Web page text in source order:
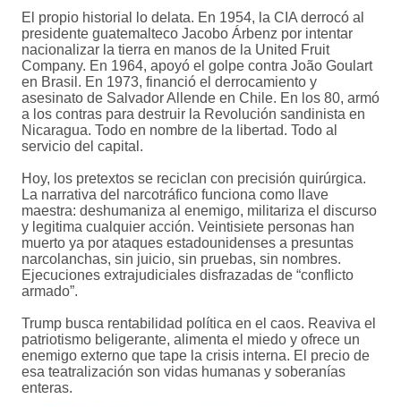
El propio historial lo delata. En 1954, la CIA derrocó al
presidente guatemalteco Jacobo Árbenz por intentar
nacionalizar la tierra en manos de la United Fruit
Company. En 1964, apoyó el golpe contra João Goulart
en Brasil. En 1973, financió el derrocamiento y
asesinato de Salvador Allende en Chile. En los 80, armó
a los contras para destruir la Revolución sandinista en
Nicaragua. Todo en nombre de la libertad. Todo al
servicio del capital.
Hoy, los pretextos se reciclan con precisión quirúrgica.
La narrativa del narcotráfico funciona como llave
maestra: deshumaniza al enemigo, militariza el discurso
y legitima cualquier acción. Veintisiete personas han
muerto ya por ataques estadounidenses a presuntas
narcolanchas, sin juicio, sin pruebas, sin nombres.
Ejecuciones extrajudiciales disfrazadas de “conflicto
armado”.
Trump busca rentabilidad política en el caos. Reaviva el
patriotismo beligerante, alimenta el miedo y ofrece un
enemigo externo que tape la crisis interna. El precio de
esa teatralización son vidas humanas y soberanías
enteras.